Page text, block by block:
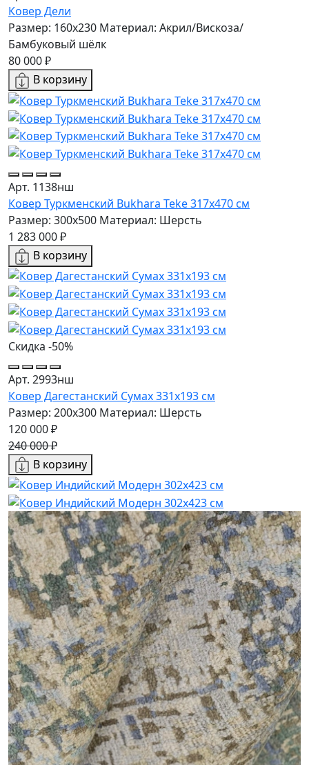
Ковер Дели
Размер: 160х230 Материал: Акрил/Вискоза/
Бамбуковый шёлк
80 000 ₽
В корзину
Арт. 1138нш
Ковер Туркменский Bukhara Teke 317x470 см
Размер: 300x500 Материал: Шерсть
1 283 000 ₽
В корзину
Скидка -50%
Арт. 2993нш
Ковер Дагестанский Сумах 331х193 см
Размер: 200x300 Материал: Шерсть
120 000 ₽
240 000 ₽
В корзину